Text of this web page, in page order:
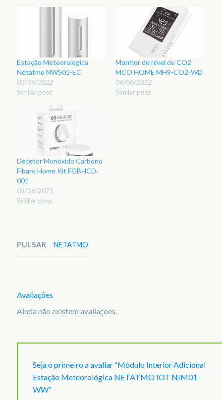
Estação Meteorológica
Netatmo NWS01-EC
03/06/2022
Similar post
Monitor de nível de CO2
MCO HOME MH9-CO2-WD
06/06/2022
Similar post
Detetor Monóxido Carbono
Fibaro Home Kit FGBHCD-
001
09/06/2022
Similar post
PULSAR NETATMO
Avaliações
Ainda não existem avaliações.
Seja o primeiro a avaliar “Módulo Interior Adicional
Estação Meteorológica NETATMO IOT NIM01-
WW”